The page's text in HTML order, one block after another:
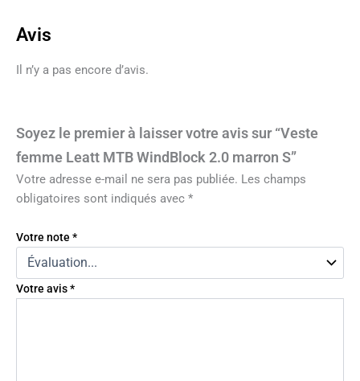
Avis
Il n’y a pas encore d’avis.
Soyez le premier à laisser votre avis sur “Veste
femme Leatt MTB WindBlock 2.0 marron S”
Votre adresse e-mail ne sera pas publiée. Les champs
obligatoires sont indiqués avec *
Votre note *
Votre avis*